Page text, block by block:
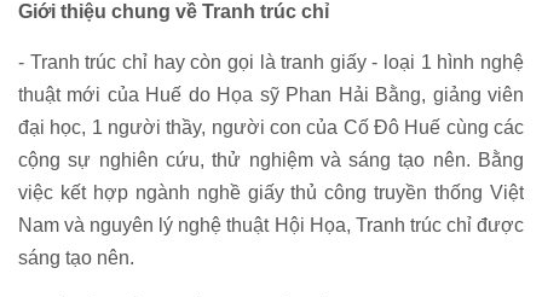
Giới thiệu chung về Tranh trúc chỉ
- Tranh trúc chỉ hay còn gọi là tranh giấy - loại 1 hình nghệ
thuật mới của Huế do Họa sỹ Phan Hải Bằng, giảng viên
đại học, 1 người thầy, người con của Cố Đô Huế cùng các
cộng sự nghiên cứu, thử nghiệm và sáng tạo nên. Bằng
việc kết hợp ngành nghề giấy thủ công truyền thống Việt
Nam và nguyên lý nghệ thuật Hội Họa, Tranh trúc chỉ được
sáng tạo nên.